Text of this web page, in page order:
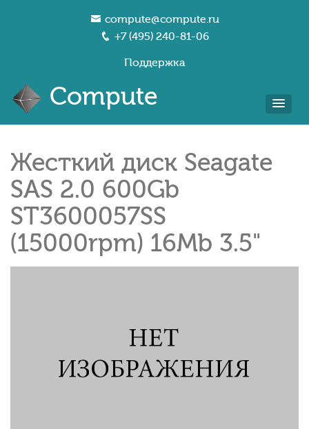
compute@compute.ru
+7 (495) 240-81-06
Поддержка
Compute
Жесткий диск Seagate
SAS 2.0 600Gb
ST3600057SS
(15000rpm) 16Mb 3.5"